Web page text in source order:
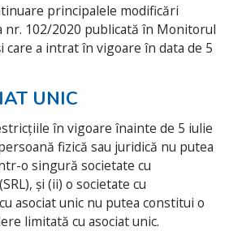
principalele modificări
nr. 102/2020 publicată în Monitorul
care a intrat în vigoare în data de 5
UNIC
în vigoare înainte de 5 iulie
fizică sau juridică nu putea
o singură societate cu
și (ii) o societate cu
asociat unic nu putea constitui o
limitată cu asociat unic.